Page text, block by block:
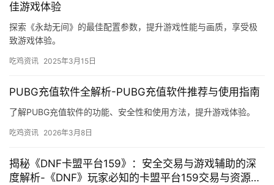
佳游戏体验
探索《永劫无间》的最佳配置参数，提升游戏性能与画质，享受极
致游戏体验。
吃鸡资讯 2025年3月15日
PUBG充值软件全解析-PUBG充值软件推荐与使用指南
了解PUBG充值软件的功能、安全性和使用方法，提升游戏体验。
吃鸡资讯 2026年3月8日
揭秘《DNF卡盟平台159》：安全交易与游戏辅助的深
度解析-《DNF》玩家必知的卡盟平台159交易与资源获